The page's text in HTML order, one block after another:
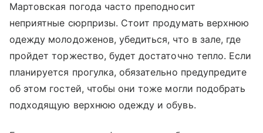
Мартовская погода часто преподносит
неприятные сюрпризы. Стоит продумать верхнюю
одежду молодоженов, убедиться, что в зале, где
пройдет торжество, будет достаточно тепло. Если
планируется прогулка, обязательно предупредите
об этом гостей, чтобы они тоже могли подобрать
подходящую верхнюю одежду и обувь.